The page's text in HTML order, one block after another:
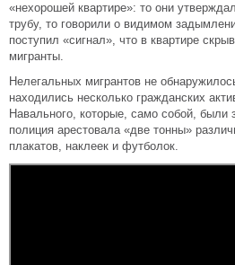
«нехорошей квартире»: то они
трубу, то говорили о видимом
поступил «сигнал», что в квартире
мигранты.
Нелегальных мигрантов не
находились несколько гражданских
Навального, которые, само собой, были
полиция арестовала «две тонны»
плакатов, наклеек и футболок.